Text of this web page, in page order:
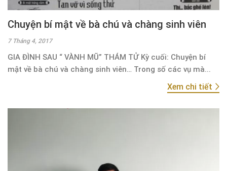
Chuyện bí mật về bà chú và chàng sinh viên
7 Tháng 4, 2017
GIA ĐÌNH SAU “ VÀNH MŨ” THÁM TỬ Kỳ cuối: Chuyện bí
mật về bà chú và chàng sinh viên… Trong số các vụ mà...
Xem chi tiết